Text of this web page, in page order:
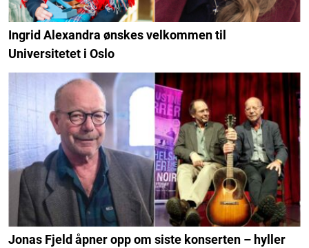
Ingrid Alexandra ønskes velkommen til
Universitetet i Oslo
Jonas Fjeld åpner opp om siste konserten – hyller